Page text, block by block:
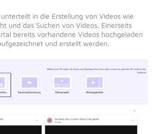
in die Erstellung von Videos wie
und das Suchen von Videos. Einerseits
bereits vorhandene Videos hochgeladen
und erstellt werden.